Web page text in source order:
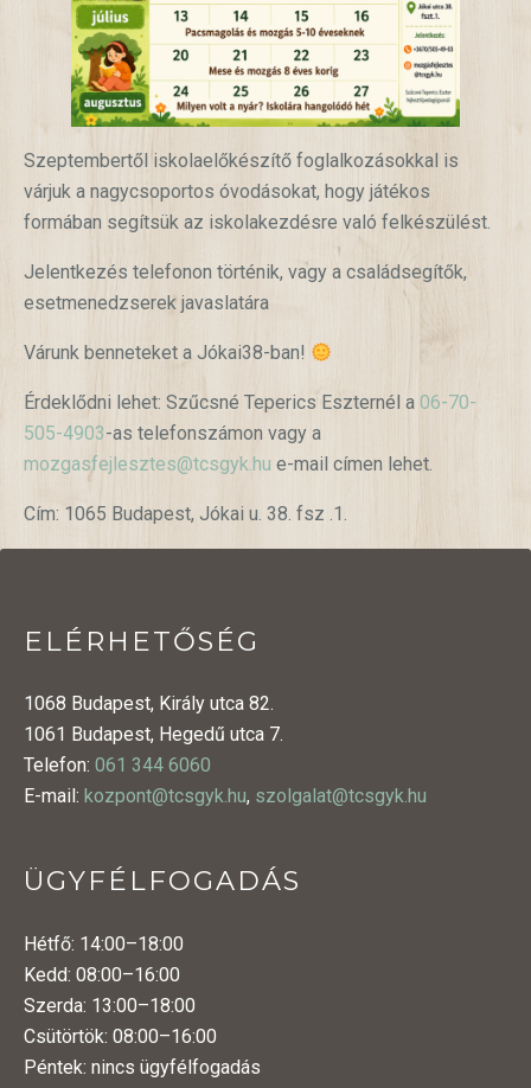
Szeptembertől iskolaelőkészítő foglalkozásokkal is
várjuk a nagycsoportos óvodásokat, hogy játékos
formában segítsük az iskolakezdésre való felkészülést.
Jelentkezés telefonon történik, vagy a családsegítők,
esetmenedzserek javaslatára
Várunk benneteket a Jókai38-ban!
Érdeklődni lehet: Szűcsné Teperics Eszternél a 06-70-
505-4903-as telefonszámon vagy a
mozgasfejlesztes@tcsgyk.hu e-mail címen lehet.
Cím: 1065 Budapest, Jókai u. 38. fsz .1.
ELÉRHETŐSÉG
1068 Budapest, Király utca 82.
1061 Budapest, Hegedű utca 7.
Telefon: 061 344 6060
E-mail: kozpont@tcsgyk.hu, szolgalat@tcsgyk.hu
ÜGYFÉLFOGADÁS
Hétfő: 14:00–18:00
Kedd: 08:00–16:00
Szerda: 13:00–18:00
Csütörtök: 08:00–16:00
Péntek: nincs ügyfélfogadás